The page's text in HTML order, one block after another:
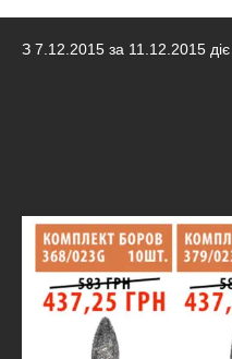
З 7.12.2015 за 11.12.2015 діє